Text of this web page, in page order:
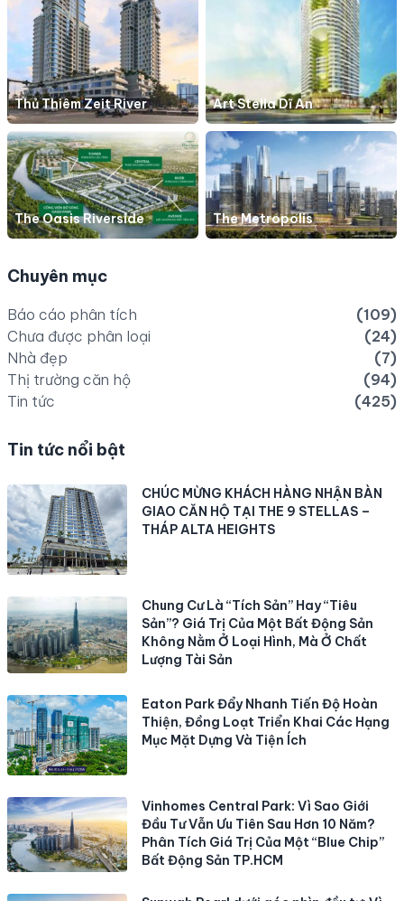
Thủ Thiêm Zeit River Art Stella Dĩ An
The Oasis Riverside The Metropolis
Chuyên mục
Báo cáo phân tích
(109)
Chưa được phân loại
(24)
Nhà đẹp
(7)
Thị trường căn hộ
(94)
Tin tức
(425)
Tin tức nổi bật
CHÚC MỪNG KHÁCH HÀNG NHẬN BÀN
GIAO CĂN HỘ TẠI THE 9 STELLAS –
THÁP ALTA HEIGHTS
Chung Cư Là “Tích Sản” Hay “Tiêu
Sản”? Giá Trị Của Một Bất Động Sản
Không Nằm Ở Loại Hình, Mà Ở Chất
Lượng Tài Sản
Eaton Park Đẩy Nhanh Tiến Độ Hoàn
Thiện, Đồng Loạt Triển Khai Các Hạng
Mục Mặt Dựng Và Tiện Ích
Vinhomes Central Park: Vì Sao Giới
Đầu Tư Vẫn Ưu Tiên Sau Hơn 10 Năm?
Phân Tích Giá Trị Của Một “Blue Chip”
Bất Động Sản TP.HCM